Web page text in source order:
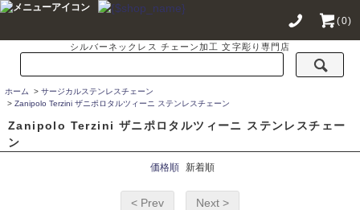
(0)
シルバーネックレス チェーン加工 文字彫り専門店
ホーム > サージカルステンレスチェーン
> Zanipolo Terzini ザニポロタルツィーニ ステンレスチェーン
Zanipolo Terzini ザニポロタルツィーニ ステンレスチェー
ン
価格順 新着順
< Prev Next >